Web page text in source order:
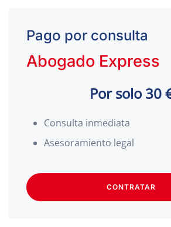
Pago por consulta
Abogado Express
Por solo 30
Consulta inmediata
Asesoramiento legal
CONTRATAR